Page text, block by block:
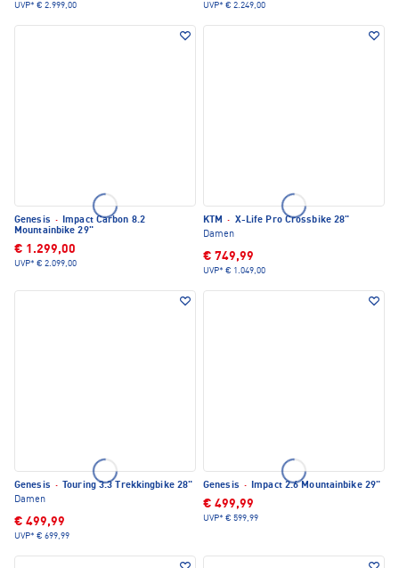
UVP* € 2.999,00 UVP* € 2.249,00
Genesis · Impact Carbon 8.2
Mountainbike 29"
€ 1.299,00
UVP* € 2.099,00
KTM · X-Life Pro Crossbike 28"
Damen
€ 749,99
UVP* € 1.049,00
Genesis ·
Touring 3.3 Trekkingbike 28"
Damen
€ 499,99
UVP* € 699,99
Genesis · Impact 2.6 Mountainbike 29"
€ 499,99
UVP* € 599,99